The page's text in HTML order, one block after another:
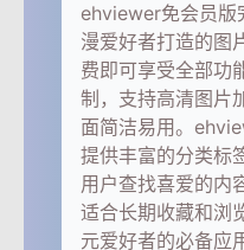
ehviewer免会员版
漫爱好者打造的图
费即可享受全部功
制，支持高清图片
面简洁易用。
提供丰富的分类标
用户查找喜爱的内
适合长期收藏和浏
元爱好者的必备应